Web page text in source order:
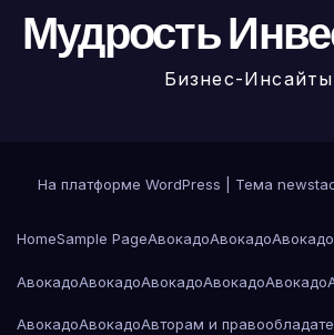
Мудрость
Бизнес-Инсайты
На платформе WordPress Тема
HomeSample PageАвокадоАвокадоАвокадо
АвокадоАвокадоАвокадоАвокадоАвокадо
АвокадоАвокадоАвторам и